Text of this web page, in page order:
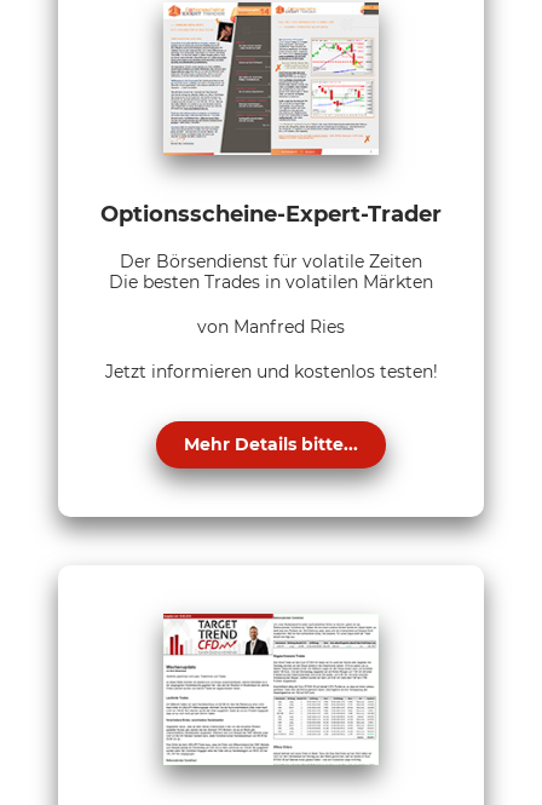
Optionsscheine-Expert-Trader
Der Börsendienst für volatile Zeiten
Die besten Trades in volatilen Märkten
von Manfred Ries
Jetzt informieren und kostenlos testen!
Mehr Details bitte...